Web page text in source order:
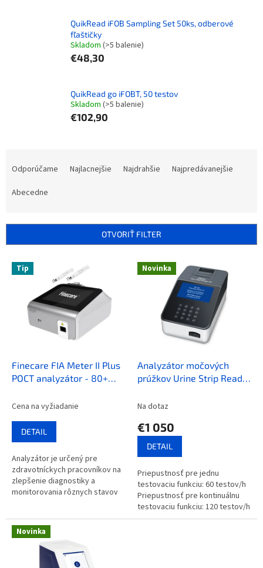
QuikRead iFOB Sampling Set 50ks, odberové
fľaštičky
Skladom (>5 balenie)
€48,30
QuikRead go iFOBT, 50 testov
Skladom (>5 balenie)
€102,90
p
Odporúčame Najlacnejšie Najdrahšie
Najpredávanejšie
Abecedne
OTVORIŤ FILTER
V Tip
Finecare FIA Meter II Plus
POCT analyzátor - 80+
Cena na vyžiadanie
DETAIL
Analyzátor je určený pre
zdravotníckych pracovníkov na
zlepšenie diagnostiky a
monitorovania rôznych stavov
kardiovaskulárnych...
Novinka
Analyzátor močových
prúžkov Urine Strip Reader
Na dotaz
€1 050
DETAIL
Priepustnosť pre jednu
testovaciu funkciu: 60 testov/h
Priepustnosť pre kontinuálnu
testovaciu funkciu: 120 testov/h
Automatická kalibrácia meracej
Novinka